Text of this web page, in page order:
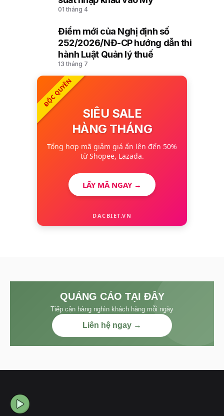
01 tháng 4
Điểm mới của Nghị định số
252/2026/NĐ-CP hướng dẫn thi
hành Luật Quản lý thuế
13 tháng 7
ĐỘC QUYỀN
SIÊU SALE
HÀNG THÁNG
Tổng hợp mã giảm giá ẩn lên đến 50%
từ Shopee, Lazada.
LẤY MÃ NGAY →
DACBIET.VN
QUẢNG CÁO TẠI ĐÂY
Tiếp cận hàng nghìn khách hàng mỗi ngày
Liên hệ ngay →